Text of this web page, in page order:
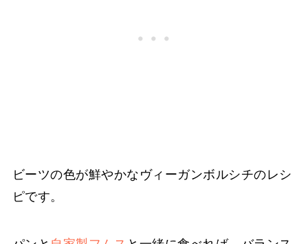
ビーツの色が鮮やかなヴィーガンボルシチのレシ
ピです。